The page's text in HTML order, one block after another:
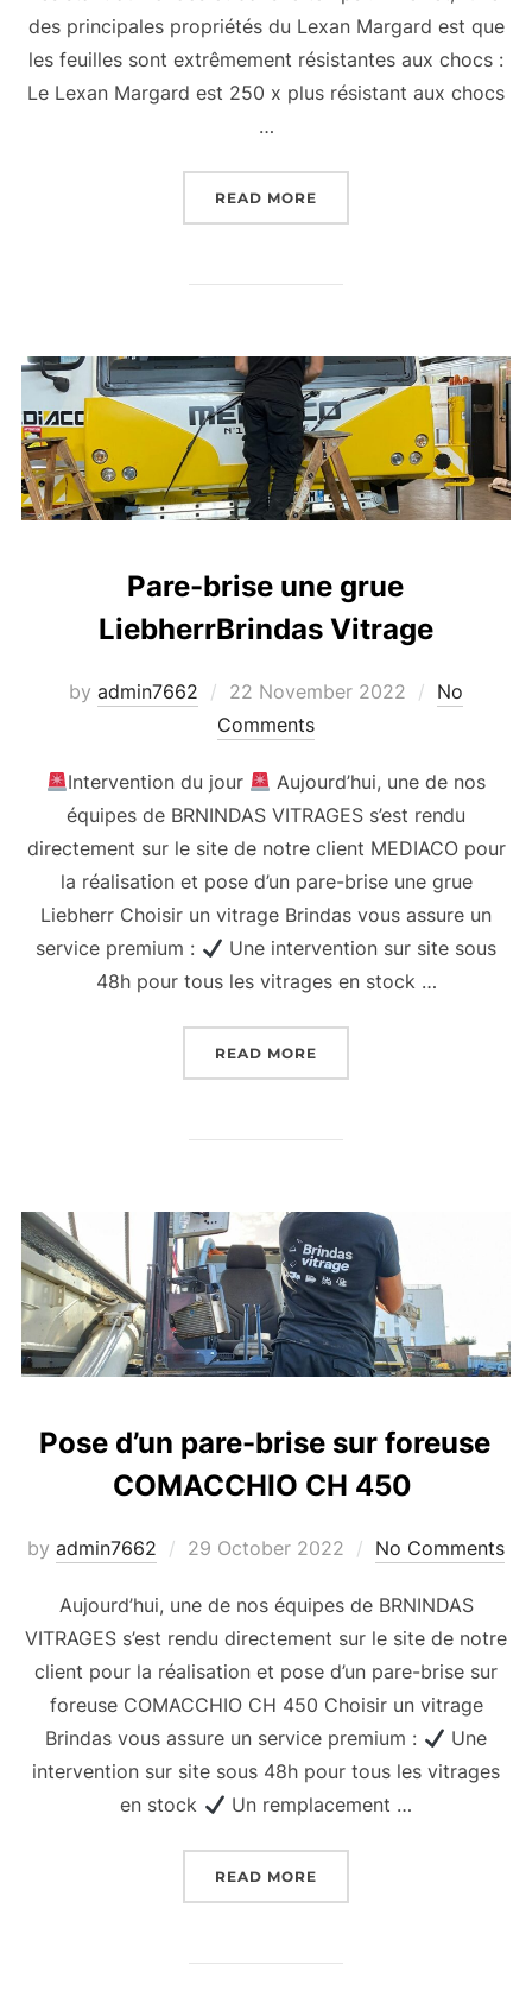
des principales propriétés du Lexan Margard est que
les feuilles sont extrêmement résistantes aux chocs :
Le Lexan Margard est 250 x plus résistant aux chocs
…
READ MORE
VOS ENGINS AVEC UN
Pare-brise une grue
LiebherrBrindas Vitrage
by admin7662
Posted
on
22 November 2022
No
Comments
Intervention du jour
Aujourd’hui, une de nos
équipes de BRNINDAS VITRAGES s’est rendu
directement sur le site de notre client MEDIACO pour
la réalisation et pose d’un pare-brise une grue
Liebherr Choisir un vitrage Brindas vous assure un
service premium :
Une intervention sur site sous
48h pour tous les vitrages en stock …
READ MORE
Pose d’un pare-brise sur foreuse
COMACCHIO CH 450
by admin7662
Posted
29 October 2022 No Comments
Aujourd’hui, une de nos équipes de BRNINDAS
VITRAGES s’est rendu directement sur le site de notre
client pour la réalisation et pose d’un pare-brise sur
foreuse COMACCHIO CH 450 Choisir un vitrage
Brindas vous assure un service premium :
Une
intervention sur site sous 48h pour tous les vitrages
en stock
Un remplacement …
READ MORE